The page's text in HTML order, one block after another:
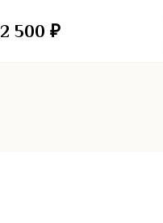
2 500 ₽